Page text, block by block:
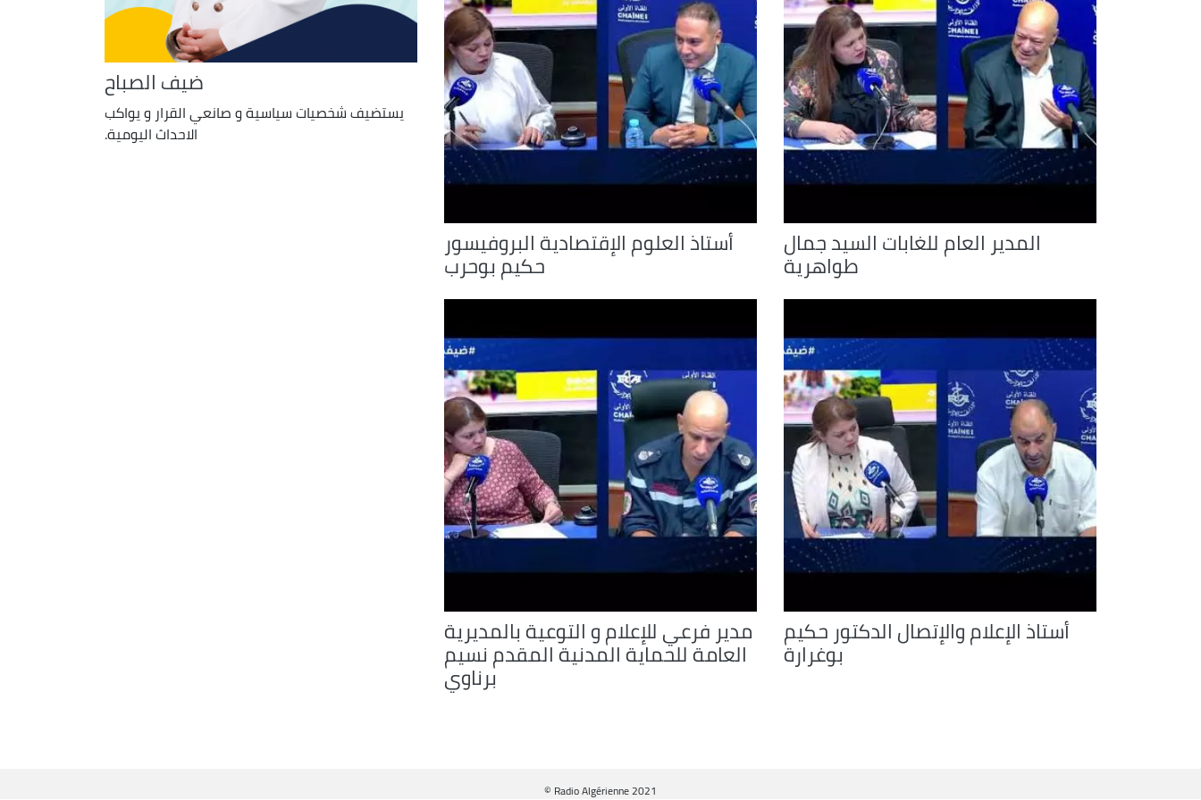
decrease
volume.
المدير العام للغابات السيد جمال
طواهرية
أستاذ العلوم الإقتصادية البروفيسور
حكيم بوحرب
أستاذ الإعلام والإتصال الدكتور حكيم
بوغرارة
مدير فرعي للإعلام و التوعية بالمديرية
العامة للحماية المدنية المقدم نسيم
برناوي
ضيف الصباح
يستضيف شخصيات سياسية و صانعي القرار و يواكب
الاحداث اليومية.
© Radio Algérienne 2021